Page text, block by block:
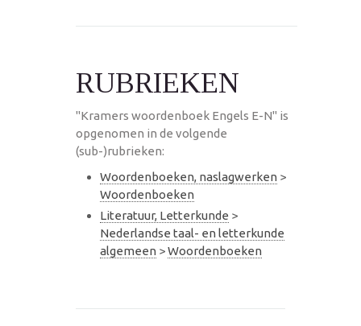
RUBRIEKEN
"Kramers woordenboek Engels E-N" is
opgenomen in de volgende
(sub-)rubrieken:
Woordenboeken, naslagwerken >
Woordenboeken
Literatuur, Letterkunde >
Nederlandse taal- en letterkunde
algemeen >Woordenboeken